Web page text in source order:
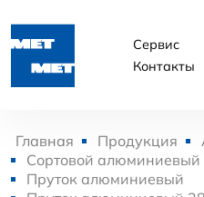
Сервис
Контакты
Главная Продукция
Сортовой алюминиевый
Пруток алюминиевый